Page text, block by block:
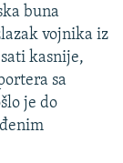
buna
vojnika iz
kasnije,
sa
je do